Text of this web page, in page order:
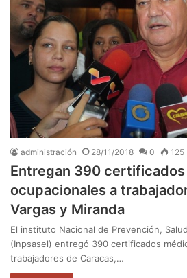
administración 28/11/2018 0 125
Entregan 390
ocupacionales a
Vargas y Miranda
El instituto Nacional de Prevención,
(Inpsasel) entregó 390 certificados
trabajadores de Caracas,…